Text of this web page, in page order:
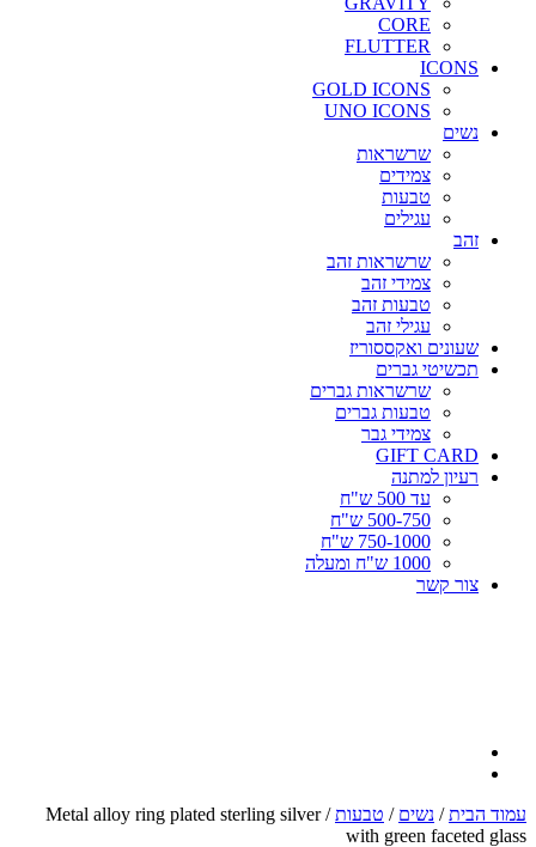
CORE
FLUTTER
ICONS
GOLD ICONS
UNO ICONS
נשים
שרשראות
צמידים
טבעות
עגילים
זהב
שרשראות זהב
צמידי זהב
טבעות זהב
עגילי זהב
שעונים ואקססוריז
תכשיטי גברים
שרשראות גברים
טבעות גברים
צמידי גבר
GIFT CARD
רעיון למתנה
עד 500 ש"ח
500-750 ש"ח
750-1000 ש"ח
1000 ש"ח ומעלה
צור קשר
עמוד הבית/ נשים / טבעות
/ Metal alloy ring plated sterling silver
with green faceted glass